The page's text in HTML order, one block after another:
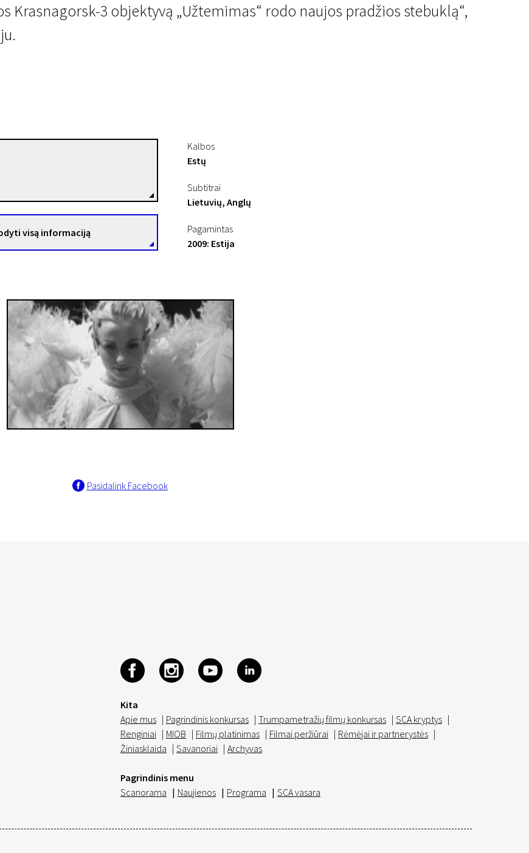
Krasnagorsk-3 objektyvą „Užtemimas“ rodo naujos pradžios stebuklą“,
visą informaciją
Kalbos
Estų
Subtitrai
Lietuvių, Anglų
Pagamintas
2009: Estija
Pasidalink Facebook
Kita
Apie mus | Pagrindinis konkursas | Trumpametražių filmų konkursas | SCA kryptys |
Renginiai | MIOB | Filmų platinimas | Filmai peržiūrai | Rėmėjai ir partnerystės |
Žiniasklaida | Savanoriai | Archyvas
Pagrindinis menu
Scanorama | Naujienos | Programa | SCA vasara